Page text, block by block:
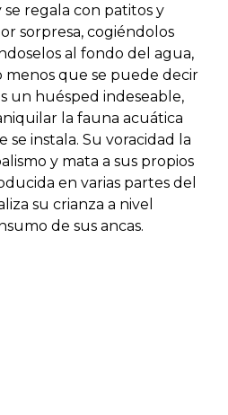
se regala con patitos y
sorpresa, cogiéndolos
al fondo del agua,
menos que se puede decir
un huésped indeseable,
la fauna acuática
se instala. Su voracidad la
y mata a sus propios
en varias partes del
su crianza a nivel
de sus ancas.